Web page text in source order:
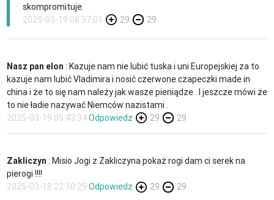
skompromituje.
2025-03-19 08:37:01
29 29
Nasz pan elon : Kazuje nam nie lubić tuska i uni Europejskiej za to
kazuje nam lubić Vladimira i nosić czerwone czapeczki made in
china i że to się nam należy jak wasze pieniądze . I jeszcze mówi że
to nie ładie nazywać Niemców nazistami .
2025-03-19 05:43:34Odpowiedz 29 29
Zakliczyn : Misio Jogi z Zakliczyna pokaż rogi dam ci serek na
pierogi !!!!
2025-03-18 22:10:29 Odpowiedz 29 29